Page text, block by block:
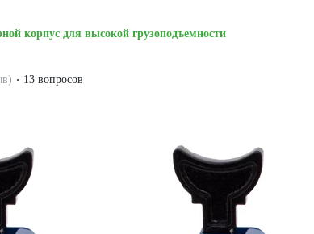
корпус для высокой грузоподъемности
13 вопросов